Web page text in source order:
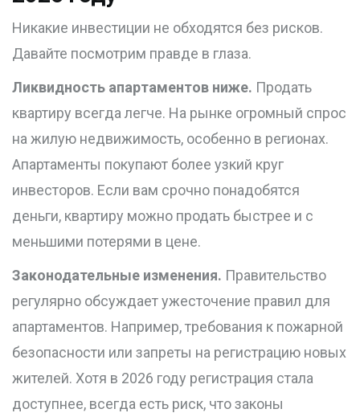
Никакие инвестиции не обходятся без рисков.
Давайте посмотрим правде в глаза.
Ликвидность апартаментов ниже. Продать
квартиру всегда легче. На рынке огромный спрос
на жилую недвижимость, особенно в регионах.
Апартаменты покупают более узкий круг
инвесторов. Если вам срочно понадобятся
деньги, квартиру можно продать быстрее и с
меньшими потерями в цене.
Законодательные изменения. Правительство
регулярно обсуждает ужесточение правил для
апартаментов. Например, требования к пожарной
безопасности или запреты на регистрацию новых
жителей. Хотя в 2026 году регистрация стала
доступнее, всегда есть риск, что законы